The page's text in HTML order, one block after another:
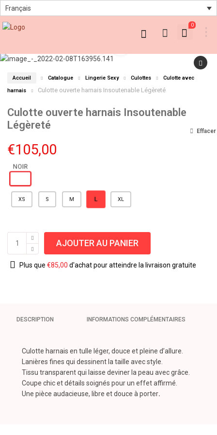
Français
0
Accueil Catalogue Lingerie Sexy Culottes
Culotte avec
harnais
Culotte ouverte harnais Insoutenable Légèreté
Culotte ouverte harnais Insoutenable
Légèreté
€105,00
XS S M L XL
Effacer
AJOUTER AU PANIER
Plus que €85,00 d'achat pour atteindre la livraison gratuite
DESCRIPTION INFORMATIONS COMPLÉMENTAIRES
Culotte harnais en tulle léger, douce et pleine d’allure.
Lanières fines qui dessinent la taille avec style.
Tissu transparent qui laisse deviner la peau avec grâce.
Coupe chic et détails soignés pour un effet affirmé.
Une pièce audacieuse, libre et douce à porter.